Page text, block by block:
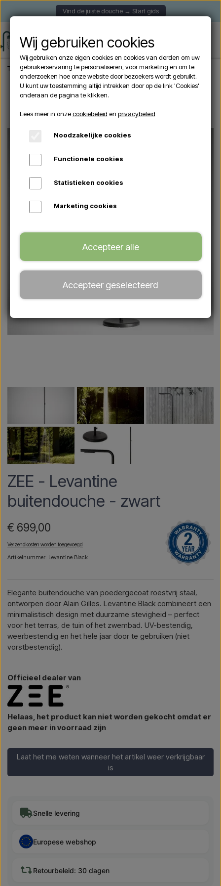
Vind de juiste douche → Start gids
Thuis Tuindouche Vrijstaande douches ZEE - Levantine buitendouche -
ZEE - Levantine
buitendouche - zwart
€ 699,00
Verzendkosten worden toegevoegd
Artikelnummer: Levantine Black
Elegante buitendouche van poedergecoat roestvrij staal,
ontworpen door Alain Gilles. Levantine Black combineert een
minimalistisch design met duurzame stevigheid – perfect
voor het terras, de tuin of het zwembad. UV-bestendig,
weerbestendig en het hele jaar door te gebruiken (niet
vorstbestendig).
Officieel dealer van
Helaas, het product kan niet worden gekocht omdat er
geen meer in voorraad zijn
Laat het me weten wanneer het artikel weer verkrijgbaar
is
Snelle levering
Europese webshop
Retourbeleid: 30 dagen
Wij gebruiken cookies
Wij gebruiken onze eigen cookies en cookies van derden om uw
gebruikerservaring te personaliseren, voor marketing en om te
onderzoeken hoe onze website door bezoekers wordt gebruikt.
U kunt uw toestemming altijd intrekken door op de link 'Cookies'
onderaan de pagina te klikken.
Lees meer in onzecookiebeleid en privacybeleid
Noodzakelijke cookies
Functionele cookies
Statistieken cookies
Marketing cookies
Accepteer alle
Accepteer geselecteerd